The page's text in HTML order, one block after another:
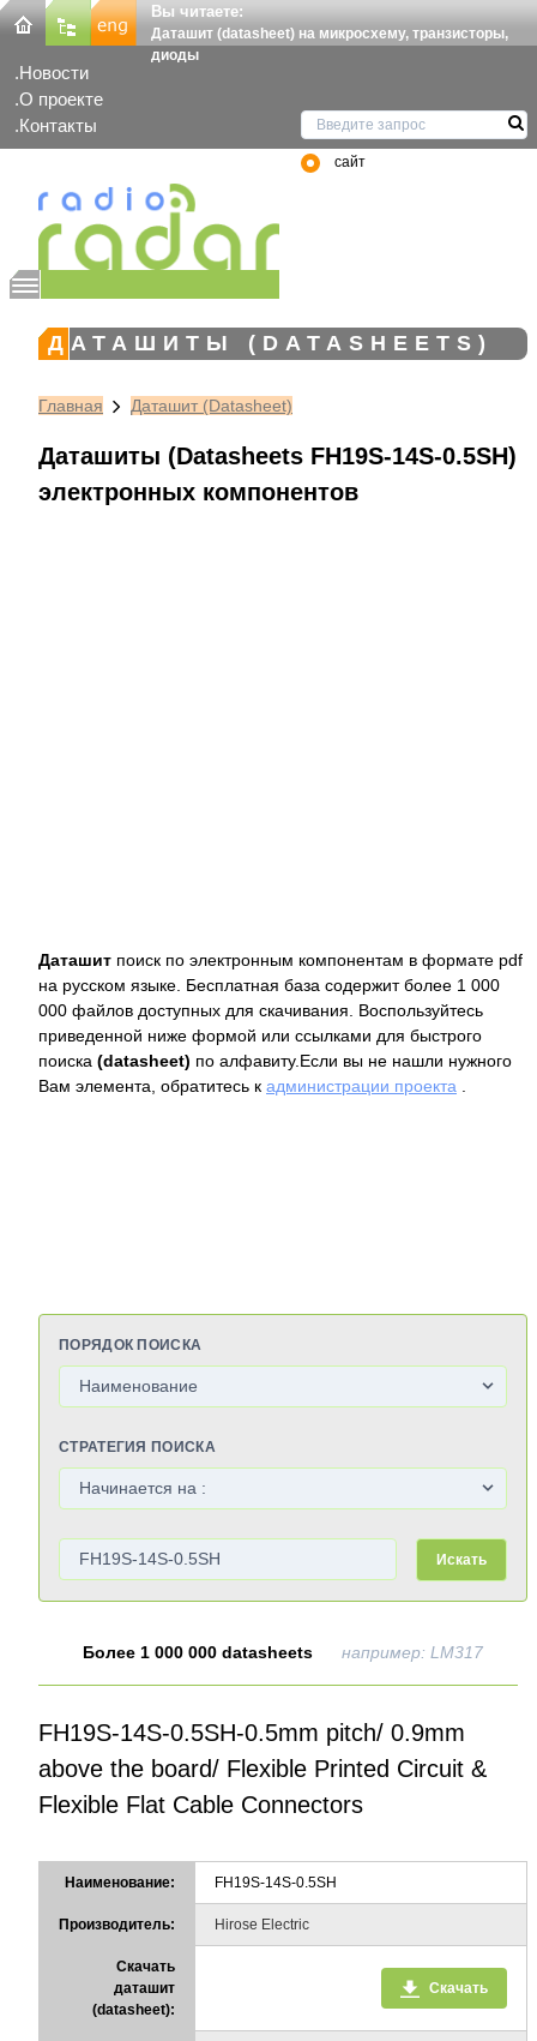
Вы читаете:
Даташит (datasheet) на микросхему, транзисторы,
диоды
Новости
О проекте
Контакты
сайт
ДАТАШИТЫ (DATASHEETS)
Главная Даташит (Datasheet)
Даташиты (Datasheets FH19S-14S-0.5SH)
электронных компонентов
Даташит поиск по электронным компонентам в формате pdf
на русском языке. Бесплатная база содержит более 1 000
000 файлов доступных для скачивания. Воспользуйтесь
приведенной ниже формой или ссылками для быстрого
поиска (datasheet) по алфавиту.Если вы не нашли нужного
Вам элемента, обратитесь к администрации проекта
ПОРЯДОК ПОИСКА
СТРАТЕГИЯ ПОИСКА
Искать
Более 1 000 000 datasheets например: LM317
FH19S-14S-0.5SH-0.5mm pitch/ 0.9mm
above the board/ Flexible Printed Circuit &
Flexible Flat Cable Connectors
Наименование: FH19S-14S-0.5SH
Производитель: Hirose Electric
Скачать
даташит
(datasheet):
Скачать